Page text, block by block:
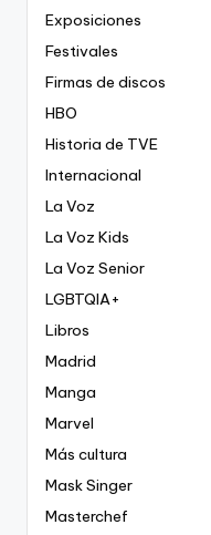
Exposiciones
Festivales
Firmas de discos
HBO
Historia de TVE
Internacional
La Voz
La Voz Kids
La Voz Senior
LGBTQIA+
Libros
Madrid
Manga
Marvel
Más cultura
Mask Singer
Masterchef